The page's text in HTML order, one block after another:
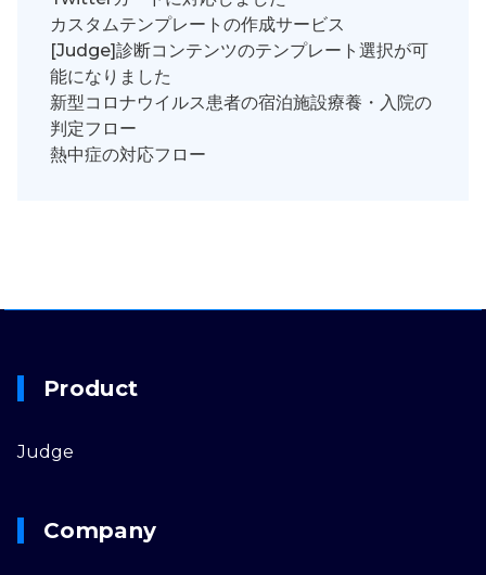
カスタムテンプレートの作成サービス
[Judge]診断コンテンツのテンプレート選択が可
能になりました
新型コロナウイルス患者の宿泊施設療養・入院の
判定フロー
熱中症の対応フロー
Product
Judge
Company